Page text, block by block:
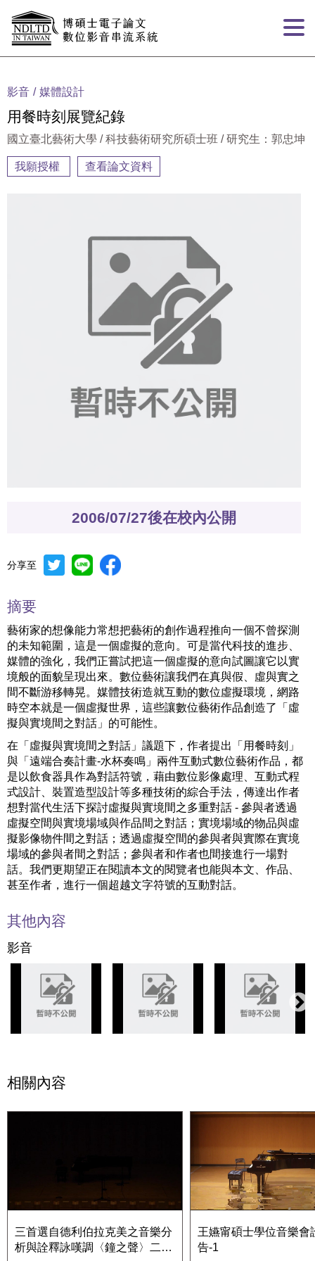
影音 媒體設計
用餐時刻展覽紀錄
國立臺北藝術大學 / 科技藝術研究所碩士班 / 研究生：郭忠坤
我願授權 查看論文資料
2006/07/27後在校內公開
分享至
摘要
藝術家的想像能力常想把藝術的創作過程推向一個不曾探測
的未知範圍，這是一個虛擬的意向。可是當代科技的進步、
媒體的強化，我們正嘗試把這一個虛擬的意向試圖讓它以實
境般的面貌呈現出來。數位藝術讓我們在真與假、虛與實之
間不斷游移轉晃。媒體技術造就互動的數位虛擬環境，網路
時空本就是一個虛擬世界，這些讓數位藝術作品創造了「虛
擬與實境間之對話」的可能性。
在「虛擬與實境間之對話」議題下，作者提出「用餐時刻」
與「遠端合奏計畫-水杯奏鳴」兩件互動式數位藝術作品，都
是以飲食器具作為對話符號，藉由數位影像處理、互動式程
式設計、裝置造型設計等多種技術的綜合手法，傳達出作者
想對當代生活下探討虛擬與實境間之多重對話 - 參與者透過
虛擬空間與實境場域與作品間之對話；實境場域的物品與虛
擬影像物件間之對話；透過虛擬空間的參與者與實際在實境
場域的參與者間之對話；參與者和作者也間接進行一場對
話。我們更期望正在閱讀本文的閱覽者也能與本文、作品、
甚至作者，進行一個超越文字符號的互動對話。
其他內容
影音
相關內容
三首選自德利伯拉克美之音樂分
析與詮釋詠嘆調〈鐘之聲〉二重
王嬿甯碩士學位音樂會
告-1